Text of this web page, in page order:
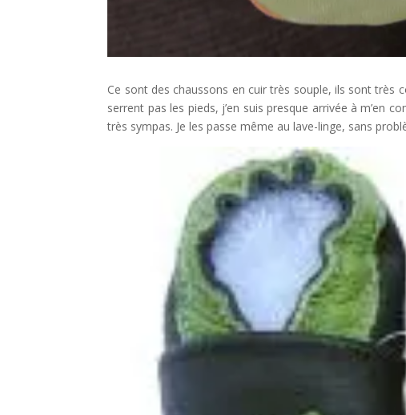
Ce sont des chaussons en cuir très souple, ils sont très
serrent pas les pieds, j’en suis presque arrivée à m’en
très sympas. Je les passe même au lave-linge, sans